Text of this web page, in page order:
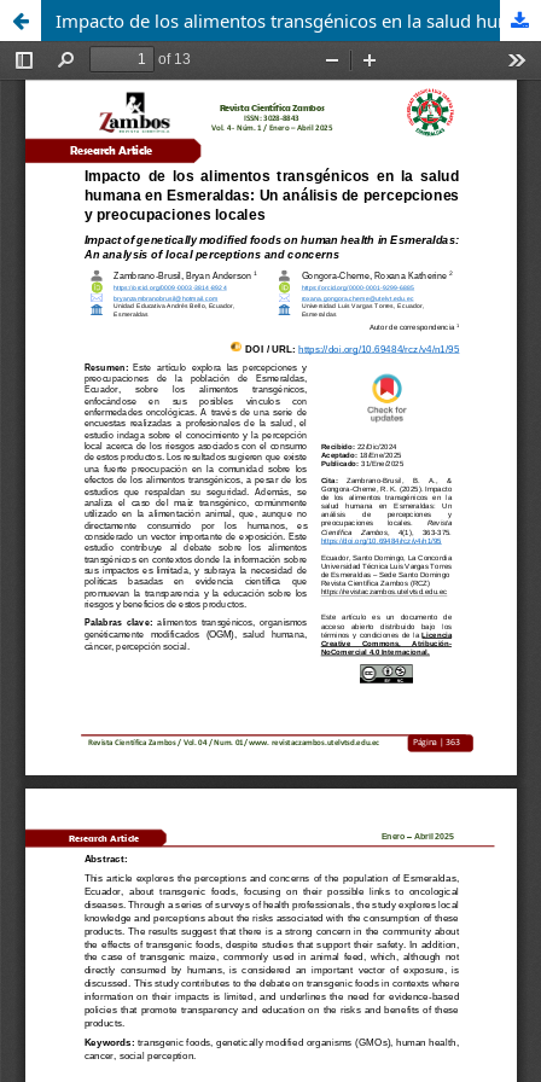
Impacto de los alimentos transgénicos en la salud humana en Esmeraldas: Un análisis de percepciones y preocupaciones locales